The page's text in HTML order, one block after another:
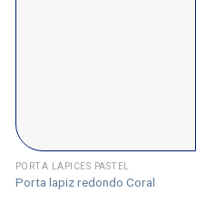
PORTA LÁPICES PASTEL
Porta lapiz redondo Coral